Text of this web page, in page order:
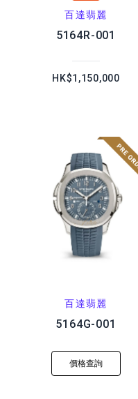
百達翡麗
5164R-001
HK$1,150,000
百達翡麗
5164G-001
價格查詢